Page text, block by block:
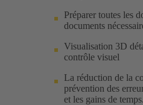
Préparer toutes les
documents
Visualisation 3D
contrôle visuel
La réduction de la
prévention des
et les gains de temps.